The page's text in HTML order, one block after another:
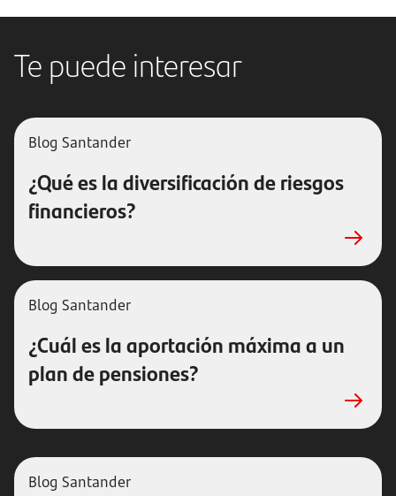
Te puede interesar
Blog Santander
¿Qué es la diversificación de riesgos
financieros?
Blog Santander
¿Cuál es la aportación máxima a un
plan de pensiones?
Blog Santander